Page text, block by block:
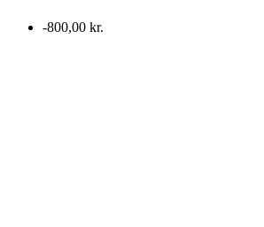
-800,00 kr.